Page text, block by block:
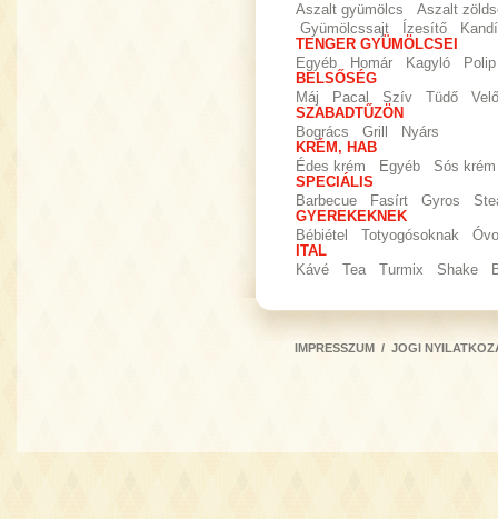
Aszalt gyümölcs
Aszalt
Gyümölcssajt
Ízesítő
TENGER GYÜMÖLCSEI
Egyéb
Homár Kagyló
Polip
BELSŐSÉG
Máj
Pacal Szív Tüdő
Velő
SZABADTŰZÖN
Bogrács
Grill
Nyárs
KRÉM, HAB
Édes krém
Egyéb
Sós krém
SPECIÁLIS
Barbecue
Fasírt Gyros
GYEREKEKNEK
Bébiétel
Totyogósoknak
ITAL
Kávé
Tea Turmix Shake
IMPRESSZUM / JOGI